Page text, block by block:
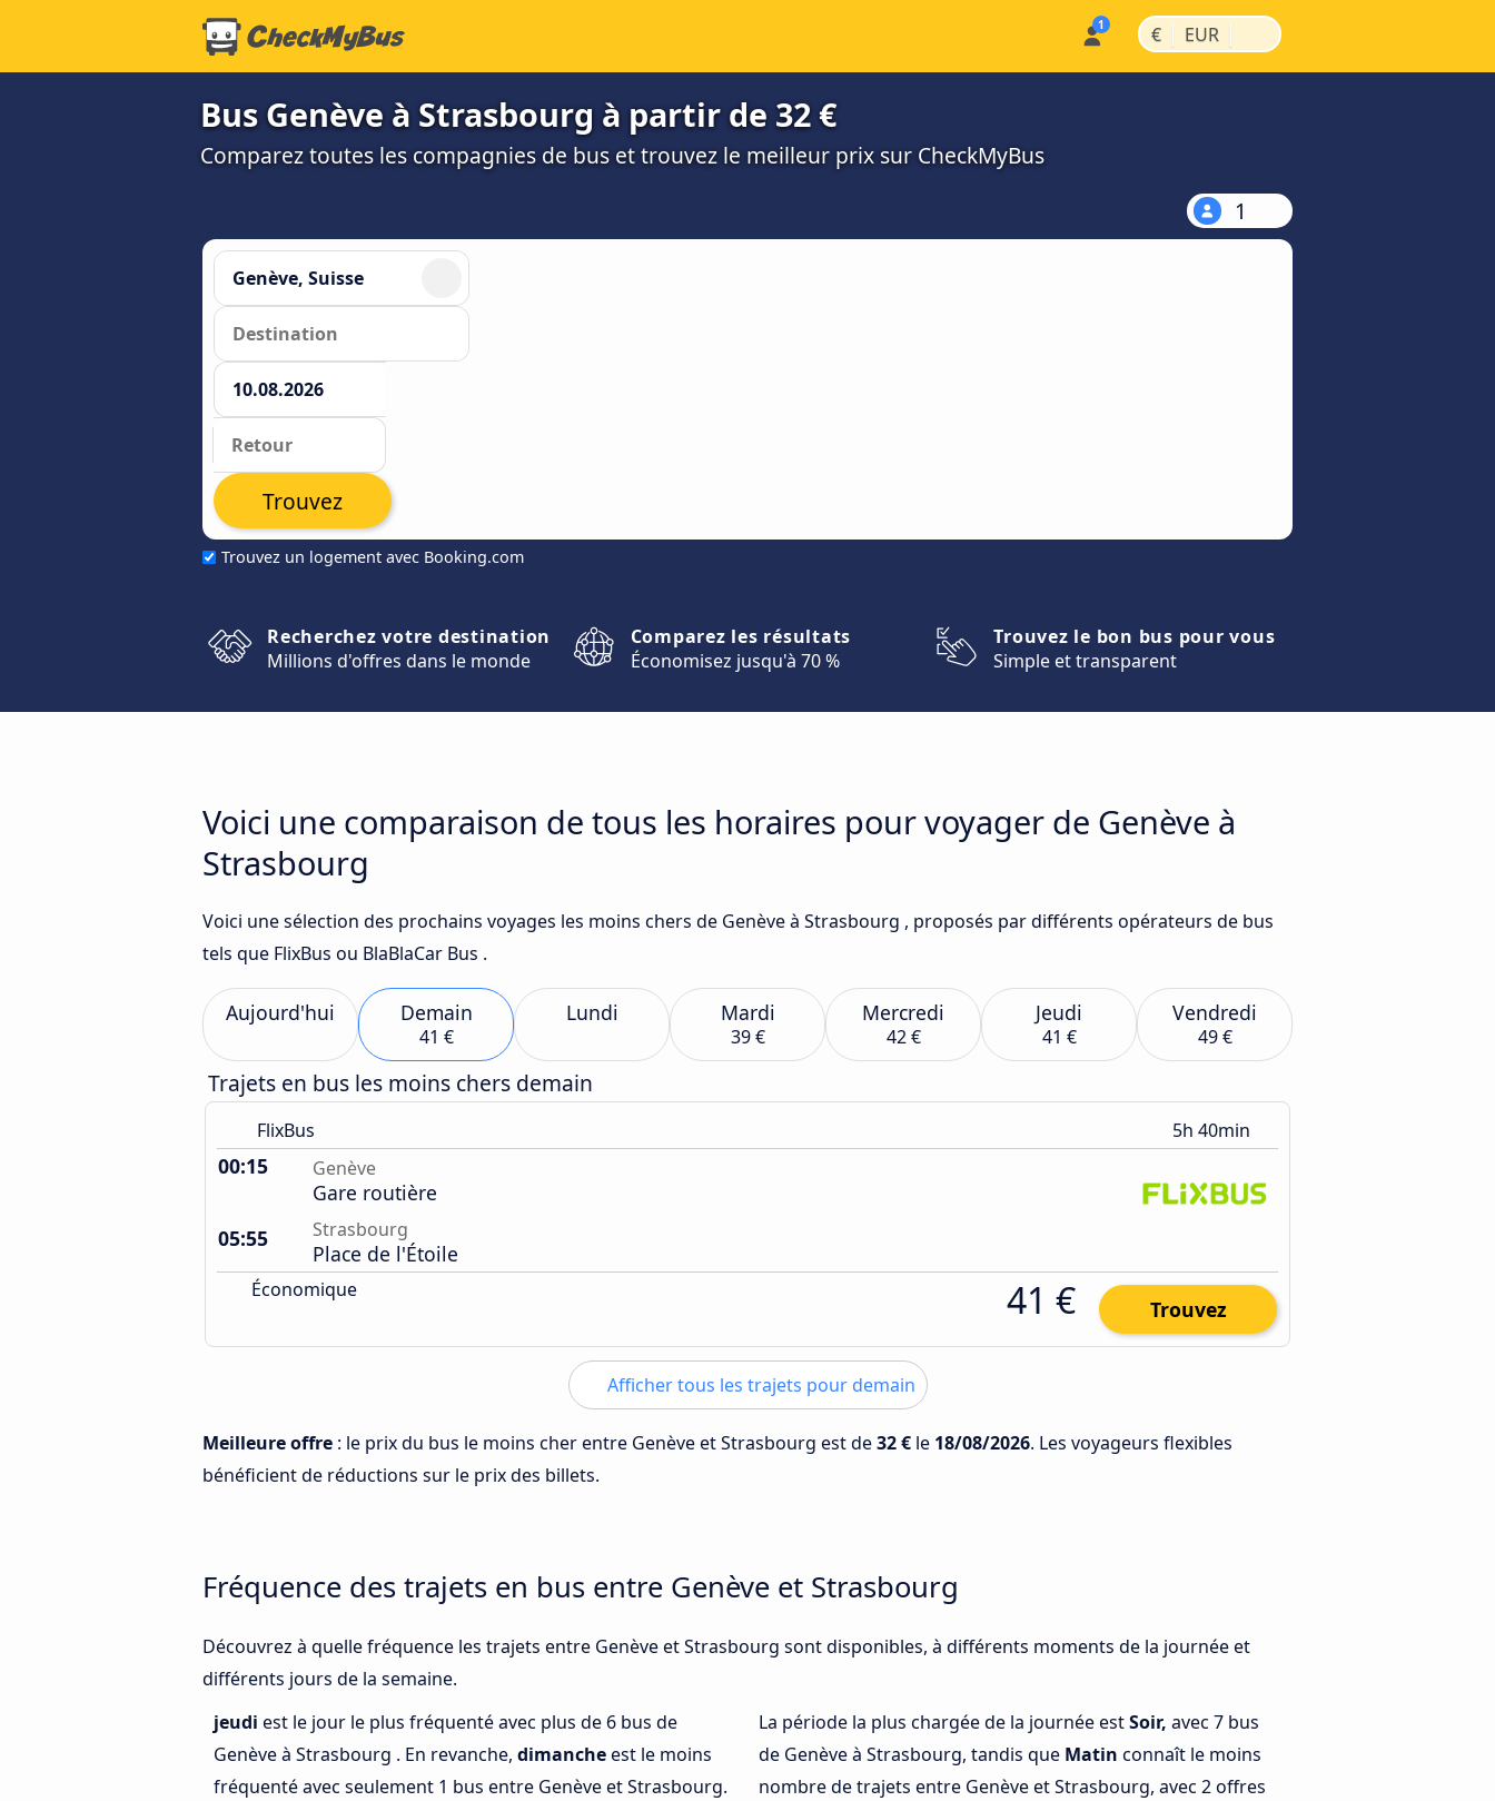
€ | EUR |
Bus Genève à Strasbourg à partir de 32 €
Comparez toutes les compagnies de bus et trouvez le meilleur prix sur CheckMyBus
1
Trouvez un logement avec Booking.com
Trouvez
Recherchez votre destination
Millions d'offres dans le monde
Comparez les résultats
Économisez jusqu'à 70 %
Trouvez le bon bus pour vous
Simple et transparent
Voici une comparaison de tous les horaires pour voyager de Genève à
Strasbourg
Voici une sélection des prochains voyages les moins chers de Genève à Strasbourg , proposés par différents opérateurs de bus
tels que FlixBus ou BlaBlaCar Bus .
Aujourd'hui Demain
41 €
Lundi Mardi
39 €
Mercredi
42 €
Jeudi
41 €
Vendredi
49 €
Trajets en bus les moins chers demain
FlixBus 5h 40min
00:15 Genève
Gare routière
05:55
Strasbourg
Place de l'Étoile
Économique 41 € Trouvez
Afficher tous les trajets pour demain
Meilleure offre : le prix du bus le moins cher entre Genève et Strasbourg est de32 € le 18/08/2026. Les voyageurs flexibles
bénéficient de réductions sur le prix des billets.
Fréquence des trajets en bus entre Genève et Strasbourg
Découvrez à quelle fréquence les trajets entre Genève et Strasbourg sont disponibles, à différents moments de la journée et
différents jours de la semaine.
jeudi est le jour le plus fréquenté avec plus de 6 bus de
Genève à Strasbourg . En revanche, dimancheest le moins
fréquenté avec seulement 1 bus entre Genève et Strasbourg.
La période la plus chargée de la journée estSoir, avec 7 bus
de Genève à Strasbourg, tandis que Matin connaît le moins
nombre de trajets entre Genève et Strasbourg, avec 2 offres